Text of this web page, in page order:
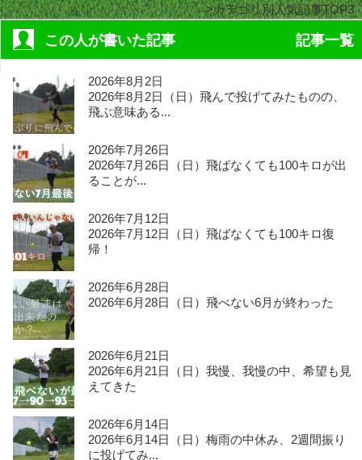
カテゴリ別人気記事TOP3
この人が書いた記事 記事一覧
2026年8月2日
2026年8月2日（日）飛んで投げてみたものの、
飛ぶ意味ある...
2026年7月26日
2026年7月26日（日）飛ばなくても100キロが出
ることが...
2026年7月12日
2026年7月12日（日）飛ばなくても100キロ復
帰！
2026年6月28日
2026年6月28日（日）飛べない6月が終わった
2026年6月21日
2026年6月21日（日）我慢、我慢の中、希望も見
えてきた
2026年6月14日
2026年6月14日（日）梅雨の中休み、2週間振り
に投げてみ...